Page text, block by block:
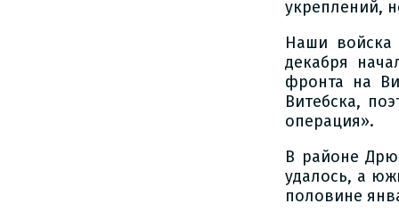
укреплений,
Наши войска
декабря
фронта на
Витебска,
операция».
В районе
удалось, а
половине